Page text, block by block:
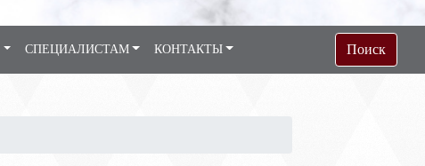
СПЕЦИАЛИСТАМ КОНТАКТЫ Поиск